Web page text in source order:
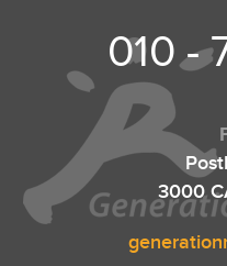
010 -
3000